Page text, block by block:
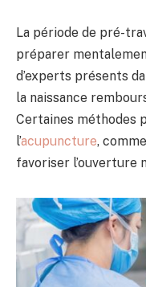
La période de pré-
préparer
d’experts présents
la naissance
Certaines méthodes
l’acupuncture,
favoriser l’ouverture